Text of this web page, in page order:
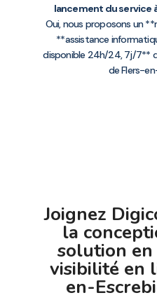
lancement du service
Oui, nous proposons un
**assistance
disponible 24h/24, 7j/7**
de Flers-
Joignez
la
solution
visibilité en
en-